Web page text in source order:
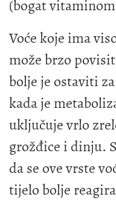
(bogat
Voće koje ima
može brzo
bolje je ostaviti
kada je
uključuje vrlo
grožđice i dinju.
da se ove vrste
tijelo bolje